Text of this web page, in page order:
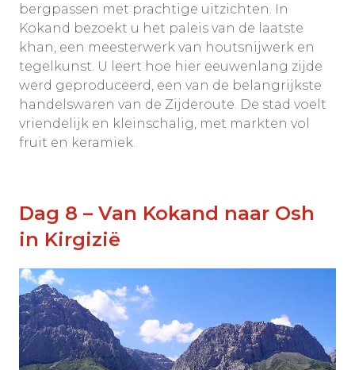
bergpassen met prachtige uitzichten. In
Kokand bezoekt u het paleis van de laatste
khan, een meesterwerk van houtsnijwerk en
tegelkunst. U leert hoe hier eeuwenlang zijde
werd geproduceerd, een van de belangrijkste
handelswaren van de Zijderoute. De stad voelt
vriendelijk en kleinschalig, met markten vol
fruit en keramiek.
Dag 8 – Van Kokand naar Osh
in Kirgizië